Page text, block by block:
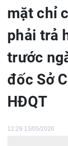
mặt chỉ
phải trả
trước
đốc Sở
HĐQT
12:29 13/05/2026